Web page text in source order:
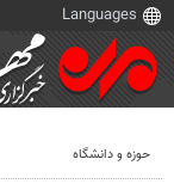
حوزه و دانشگاه